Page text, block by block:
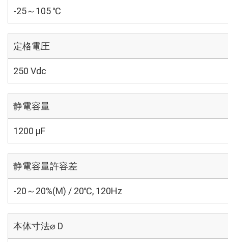
-25～105 ℃
定格電圧
250 Vdc
静電容量
1200 µF
静電容量許容差
-20～20%(M) / 20℃, 120Hz
本体寸法⌀ D